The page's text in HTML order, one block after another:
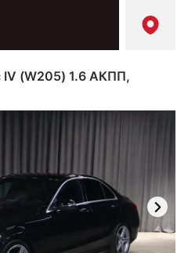
IV (W205) 1.6 АКПП,